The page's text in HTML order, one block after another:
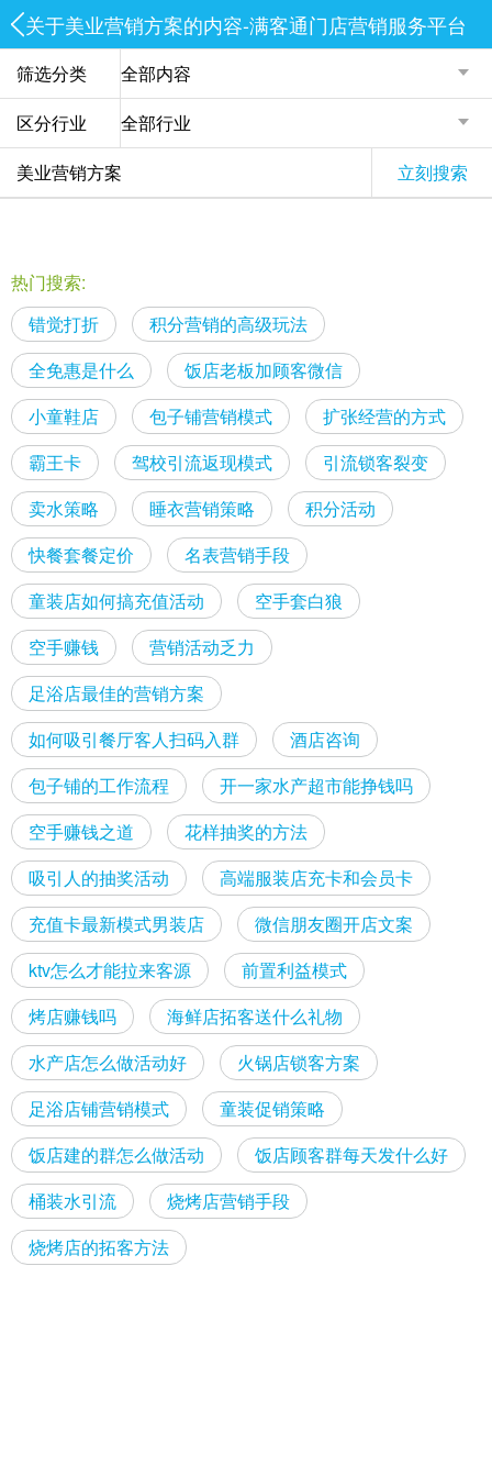
关于美业营销方案的内容-满客通门店营销服务平台
筛选分类
区分行业
立刻搜索
热门搜索:
错觉打折
积分营销的高级玩法
全免惠是什么
饭店老板加顾客微信
小童鞋店
包子铺营销模式
扩张经营的方式
霸王卡
驾校引流返现模式
引流锁客裂变
卖水策略
睡衣营销策略
积分活动
快餐套餐定价
名表营销手段
童装店如何搞充值活动
空手套白狼
空手赚钱
营销活动乏力
足浴店最佳的营销方案
如何吸引餐厅客人扫码入群
酒店咨询
包子铺的工作流程
开一家水产超市能挣钱吗
空手赚钱之道
花样抽奖的方法
吸引人的抽奖活动
高端服装店充卡和会员卡
充值卡最新模式男装店
微信朋友圈开店文案
ktv怎么才能拉来客源
前置利益模式
烤店赚钱吗
海鲜店拓客送什么礼物
水产店怎么做活动好
火锅店锁客方案
足浴店铺营销模式
童装促销策略
饭店建的群怎么做活动
饭店顾客群每天发什么好
桶装水引流
烧烤店营销手段
烧烤店的拓客方法